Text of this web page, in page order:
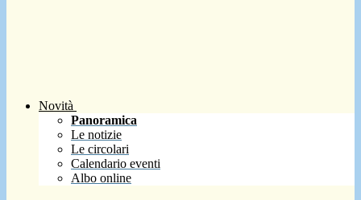
Novità
Panoramica
Le notizie
Le circolari
Calendario eventi
Albo online